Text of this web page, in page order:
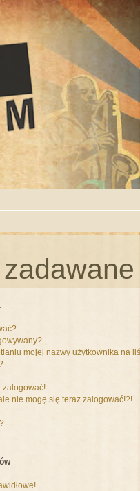
mojej nazwy użytkownika na
zalogować!
nie mogę się teraz zalogować!?!